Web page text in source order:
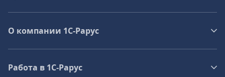
О компании 1C-Рарус
Работа в 1С‑Рарус